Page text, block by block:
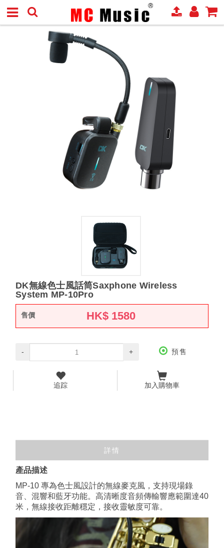
DK無線色士風話筒Saxphone Wireless
System MP-10Pro
售價 HK$ 1580
- + 預售
追踪 加入購物車
詳情
產品描述
MP-10 專為色士風設計的無線麥克風，支持現場錄
音、混響和藍牙功能。高清晰度音頻傳輸響應範圍達40
米，無線接收距離穩定，接收靈敏度可靠。